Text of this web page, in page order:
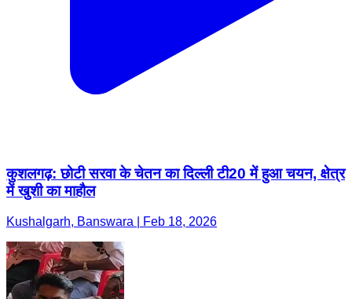
कुशलगढ़: छोटी सरवा के चेतन का दिल्ली टी20 में हुआ चयन, क्षेत्र
में खुशी का माहौल
Kushalgarh, Banswara | Feb 18, 2026